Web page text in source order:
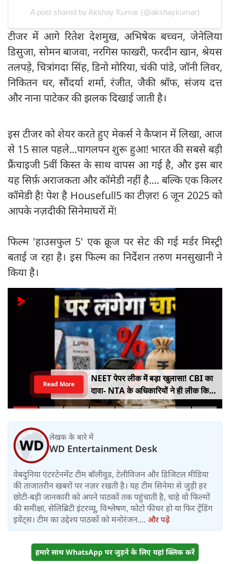
A post shared by Akshay Kumar (@akshaykumar)
टीजर में आगे रितेश देशमुख, अभिषेक बच्चन, जेनेलिया
डिसुजा, सोमन बाजवा, नरगिस फाखरी, फरदीन खान, श्रेयस
तलपड़े, चित्रांगदा सिंह, डिनो मोरिया, चंकी पांडे, जॉनी लिवर,
निकितन धर, सौंदर्या शर्मा, रंजीत, जैकी श्रॉफ, संजय दत्त
और नाना पाटेकर की झलक दिखाई जाती है।
इस टीजर को शेयर करते हुए मेकर्स ने कैप्शन में लिखा, आज
से 15 साल पहले...पागलपन शुरू हुआ! भारत की सबसे बड़ी
फ्रैंचाइजी 5वीं किस्त के साथ वापस आ गई है, और इस बार
यह सिर्फ़ अराजकता और कॉमेडी नहीं है.... बल्कि एक किलर
कॉमेडी है! पेश है Housefull5 का टीज़र! 6 जून 2025 को
आपके नज़दीकी सिनेमाघरों में!
फिल्म 'हाउसफुल 5' एक क्रूज पर सेट की गई मर्डर मिस्ट्री
बताई ज रहा है। इस फिल्म का निर्देशन तरुण मनसुखानी ने
किया है।
NEET पेपर लीक में बड़ा खुलासा! CBI का
दावा- NTA के अधिकारियों ने ही लीक किए
थे प्रश्नपत्र
Read More
लेखक के बारे में
WD Entertainment Desk
वेबदुनिया एंटरटेनमेंट टीम बॉलीवुड, टेलीविजन और डिजिटल मीडिया
की ताजातरीन खबरों पर नज़र रखती है। यह टीम सिनेमा से जुड़ी हर
छोटी-बड़ी जानकारी को अपने पाठकों तक पहुंचाती है, चाहे वो फिल्मों
की समीक्षा, सेलिब्रिटी इंटरव्यू, विश्लेषण, फोटो फीचर हो या फिर ट्रेंडिंग
इवेंट्स। टीम का उद्देश्य पाठकों को मनोरंजन.... और पढ़ें
हमारे साथ WhatsApp पर जुड़ने के लिए यहां क्लिक करें